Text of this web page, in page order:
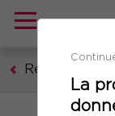
La
Ressources